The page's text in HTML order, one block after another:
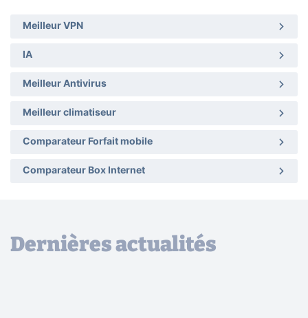
Meilleur VPN
IA
Meilleur Antivirus
Meilleur climatiseur
Comparateur Forfait mobile
Comparateur Box Internet
Dernières actualités